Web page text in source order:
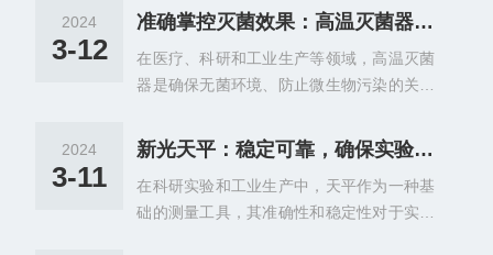
数据处理系统，能够在短时间内快速完成水
测定仪大大提高了检测效率。精准性：具有j
i高的测量精度，能够准确反映待测样品中的
题。随着技术的不断进步，高温灭菌器数据
记录仪的出现，为灭菌效果的监测提供了有
力的工具，让灭菌过程有据可查。这款数据
记录仪的作用，在于实时记录高温灭菌器的
是时间等关键参数，都能被精确记录并保存
到灭菌过程中的每一个细节，从而判断灭菌
是否达到预期效果。有了数据记录仪，我们
2024
3-12
准确掌控灭菌效果：高温灭菌器数据记录仪的应用与价值
在医疗、科研和工业生产等领域，高温灭菌
器是确保无菌环境、防止微生物污染的关键
些领域面临的挑战。近年来，随着技术的不
断进步，高温灭菌器数据记录仪的应用越来
越广泛，为灭菌效果的精准监测和记录提供
了有力支持。高温灭菌器数据记录仪是一种
2024
3-11
新光天平：稳定可靠，确保实验数据准确性
在科研实验和工业生产中，天平作为一种基
础的测量工具，其准确性和稳定性对于实验